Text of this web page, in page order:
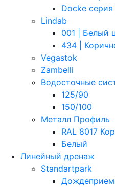
Docke
Lindab
001 | Белый
434 |
Vegastok
Zambelli
Водосточные
125/90
150/100
Металл Профиль
RAL 8017
Белый
Линейный дренаж
Standartpark